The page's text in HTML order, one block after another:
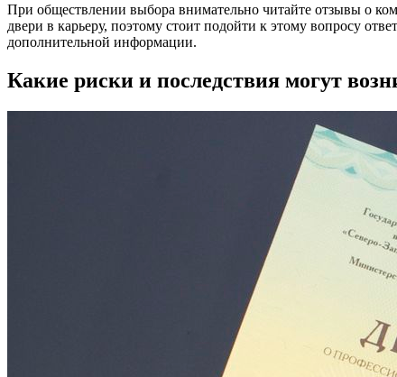
При обществлении выбора внимательно читайте отзывы о
двери в карьеру, поэтому стоит подойти к этому вопросу
дополнительной информации.
Какие риски и последствия могут